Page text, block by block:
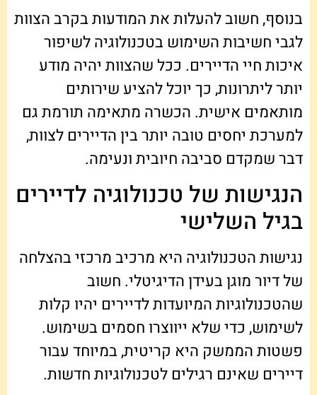
בנוסף, חשוב להעלות את המודעות בקרב הצוות
לגבי חשיבות השימוש בטכנולוגיה לשיפור
איכות חיי הדיירים. ככל שהצוות יהיה מודע
יותר ליתרונות, כך יוכל להציע שירותים
מותאמים אישית. הכשרה מתאימה תורמת גם
למערכת יחסים טובה יותר בין הדיירים לצוות,
דבר שמקדם סביבה חיובית ונעימה.
הנגישות של טכנולוגיה לדיירים
בגיל השלישי
נגישות הטכנולוגיה היא מרכיב מרכזי בהצלחה
של דיור מוגן בעידן הדיגיטלי. חשוב
שהטכנולוגיות המיועדות לדיירים יהיו קלות
לשימוש, כדי שלא ייווצרו חסמים בשימוש.
פשטות הממשק היא קריטית, במיוחד עבור
דיירים שאינם רגילים לטכנולוגיות חדשות.